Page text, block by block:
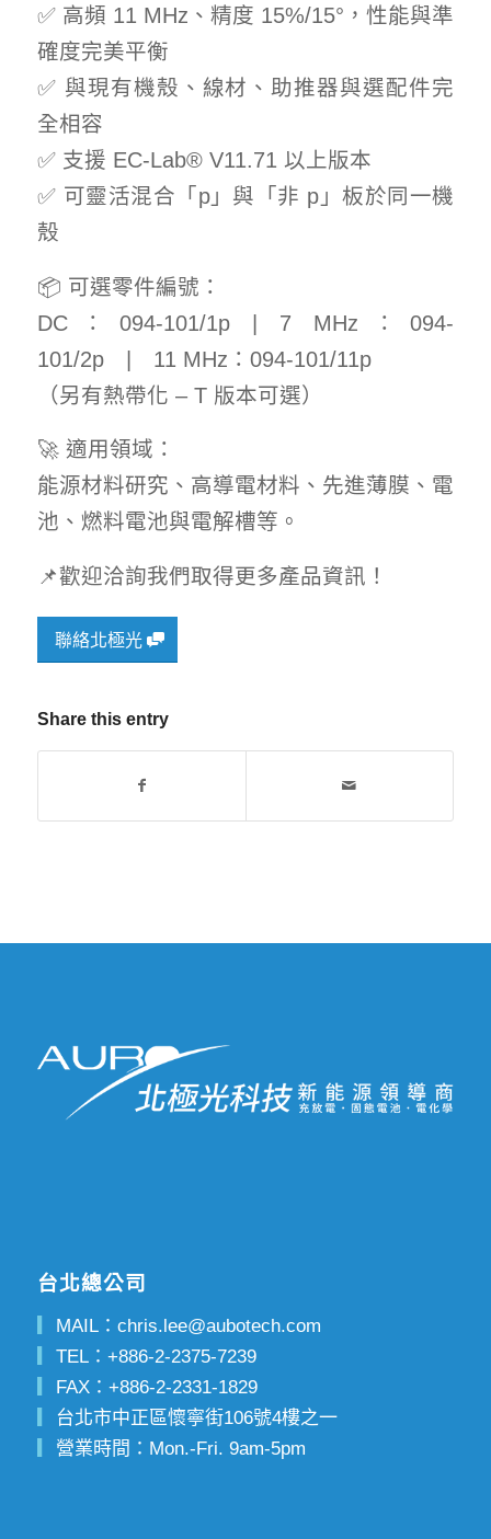
✅ 高頻 11 MHz、精度 15%/15°，性能與準
確度完美平衡
✅ 與現有機殼、線材、助推器與選配件完
全相容
✅ 支援 EC-Lab® V11.71 以上版本
✅ 可靈活混合「p」與「非 p」板於同一機
殼
📦 可選零件編號：
DC：094-101/1p | 7 MHz：094-
101/2p | 11 MHz：094-101/11p
（另有熱帶化 – T 版本可選）
🚀 適用領域：
能源材料研究、高導電材料、先進薄膜、電
池、燃料電池與電解槽等。
📌歡迎洽詢我們取得更多產品資訊！
聯絡北極光
Share this entry
台北總公司
MAIL： chris.lee@aubotech.com
TEL： +886-2-2375-7239
FAX： +886-2-2331-1829
台北市中正區懷寧街106號4樓之一
營業時間：Mon.-Fri. 9am-5pm